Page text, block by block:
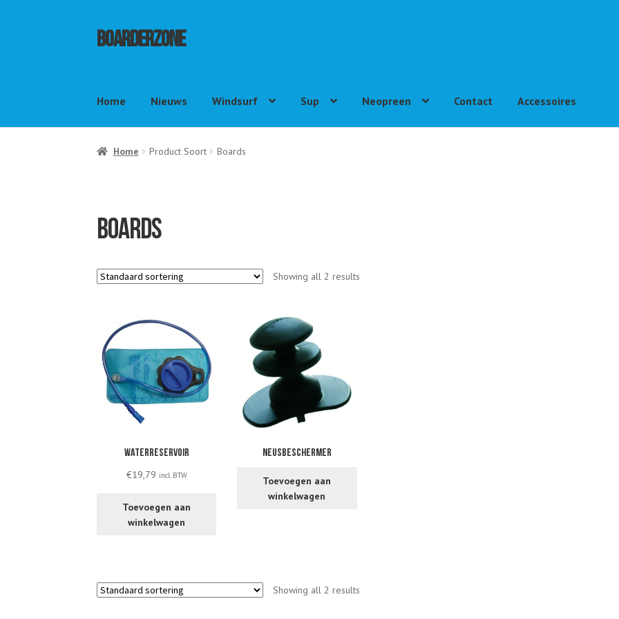
Ga
Ga
Boarderzone
Home Nieuws Windsurf Sup Neopreen Contact Accessoires
Home Product Soort Boards
Boards
Showing all 2 results
Waterreservoir
€19,79 incl. BTW
Toevoegen aan
winkelwagen
Neusbeschermer
Toevoegen aan
winkelwagen
Showing all 2 results